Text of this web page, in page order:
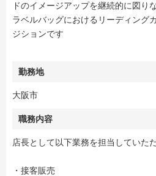
ドのイメージアップを継続的に図り
ラベルバッグにおけるリーディング
ジションです
勤務地
大阪市
職務内容
店長として以下業務を担当していた
・接客販売